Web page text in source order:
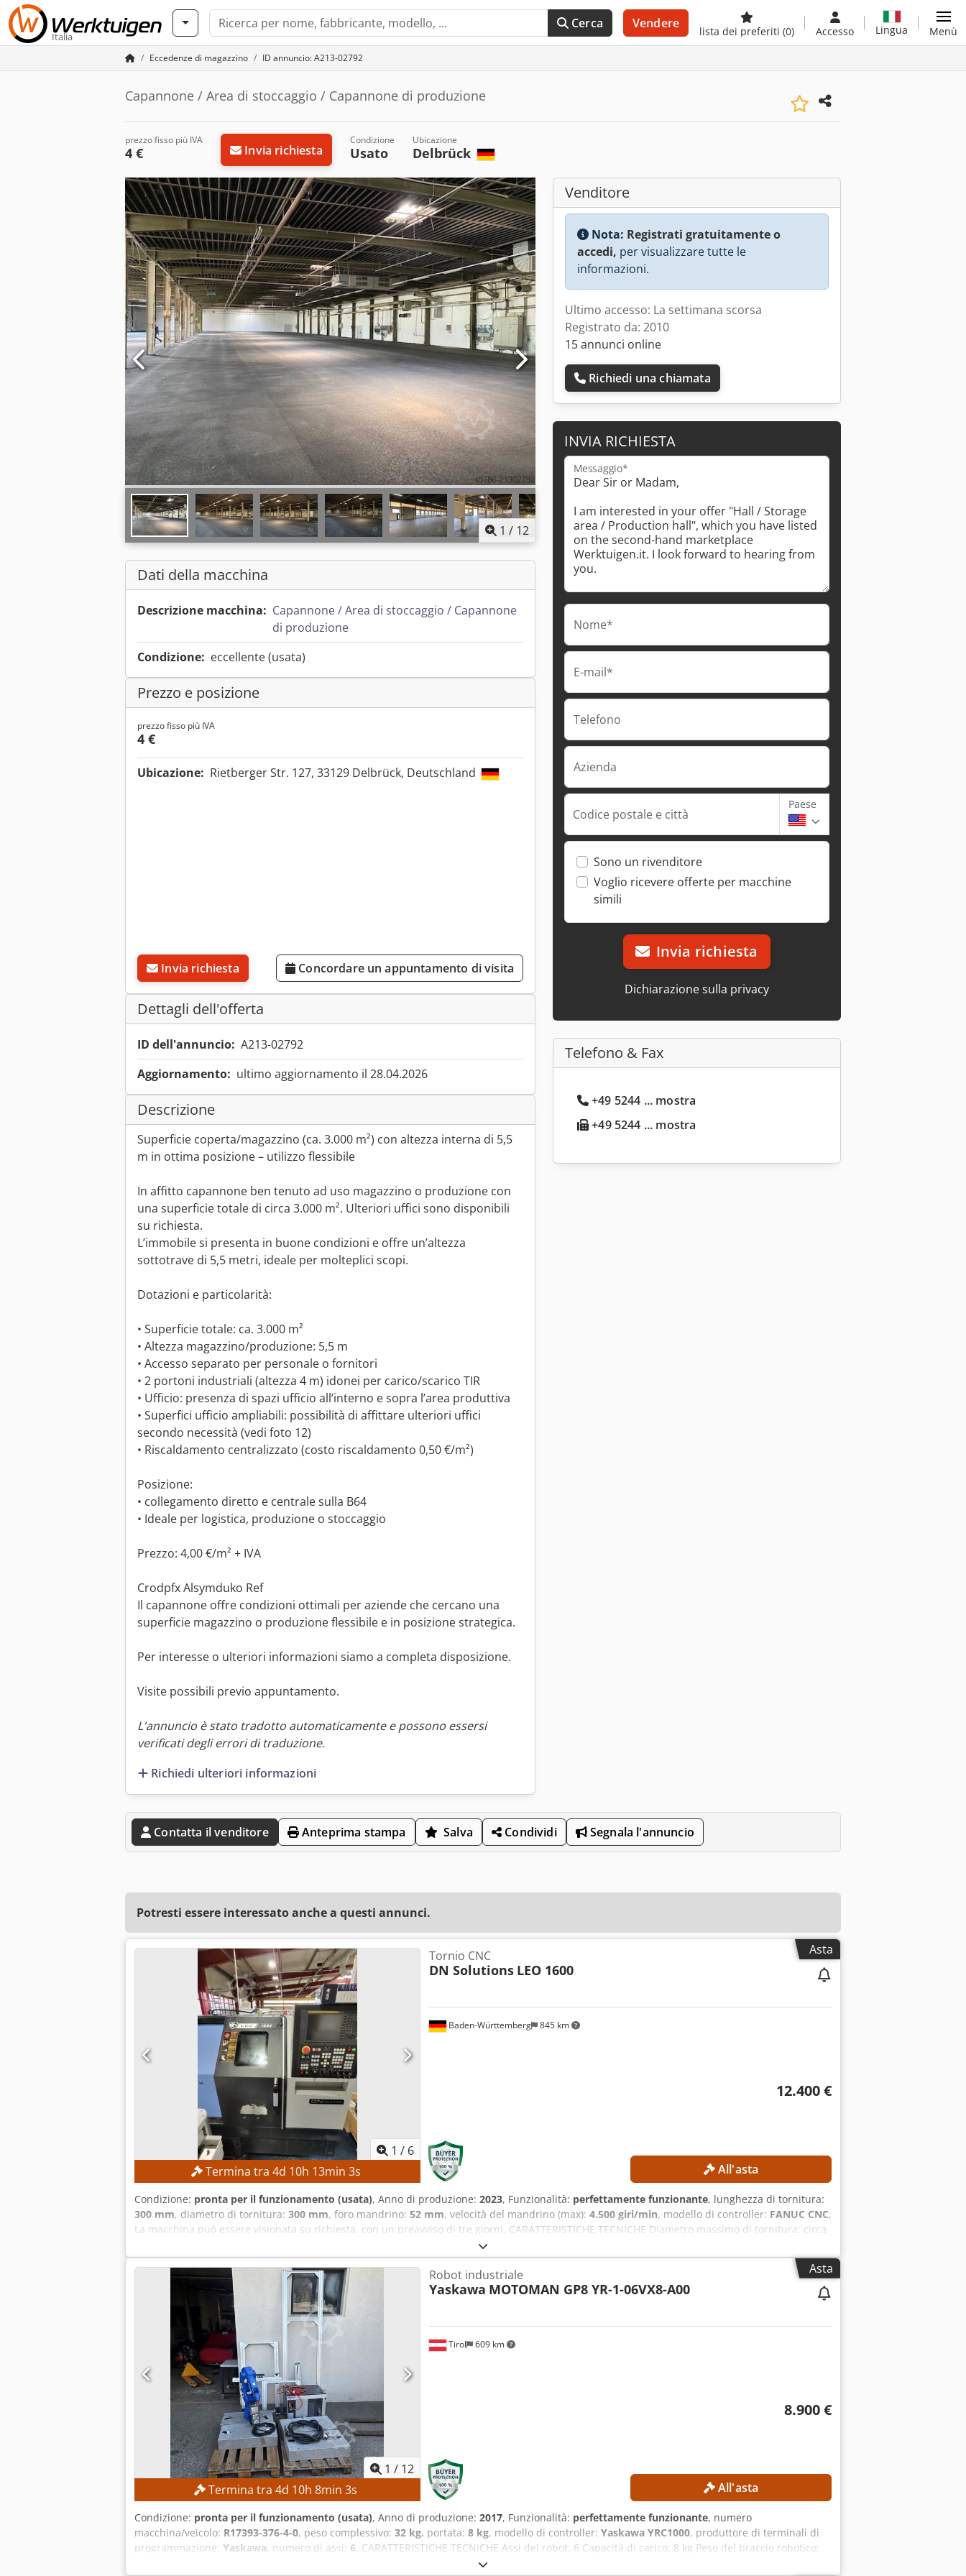
Italia
Cerca Vendere
lista dei preferiti (0) Accesso Lingua Menù
Eccedenze di magazzino ID annuncio: A213-02792
Capannone / Area di stoccaggio / Capannone di produzione
prezzo fisso più IVA
4 € Invia richiesta
Condizione
Usato
Ubicazione
Delbrück
1 / 12
Dati della macchina
Descrizione macchina: Capannone / Area di stoccaggio / Capannone
di produzione
Condizione: eccellente (usata)
Prezzo e posizione
prezzo fisso più IVA
4 €
Ubicazione: Rietberger Str. 127, 33129 Delbrück, Deutschland
Invia richiesta Concordare un appuntamento di visita
Dettagli dell'offerta
ID dell'annuncio: A213-02792
Aggiornamento: ultimo aggiornamento il 28.04.2026
Descrizione
Superficie coperta/magazzino (ca. 3.000 m²) con altezza interna di 5,5
m in ottima posizione – utilizzo flessibile
In affitto capannone ben tenuto ad uso magazzino o produzione con
una superficie totale di circa 3.000 m². Ulteriori uffici sono disponibili
su richiesta.
L’immobile si presenta in buone condizioni e offre un’altezza
sottotrave di 5,5 metri, ideale per molteplici scopi.
Dotazioni e particolarità:
• Superficie totale: ca. 3.000 m²
• Altezza magazzino/produzione: 5,5 m
• Accesso separato per personale o fornitori
• 2 portoni industriali (altezza 4 m) idonei per carico/scarico TIR
• Ufficio: presenza di spazi ufficio all’interno e sopra l’area produttiva
• Superfici ufficio ampliabili: possibilità di affittare ulteriori uffici
secondo necessità (vedi foto 12)
• Riscaldamento centralizzato (costo riscaldamento 0,50 €/m²)
Posizione:
• collegamento diretto e centrale sulla B64
• Ideale per logistica, produzione o stoccaggio
Prezzo: 4,00 €/m² + IVA
Crodpfx Alsymduko Ref
Il capannone offre condizioni ottimali per aziende che cercano una
superficie magazzino o produzione flessibile e in posizione strategica.
Per interesse o ulteriori informazioni siamo a completa disposizione.
Visite possibili previo appuntamento.
L'annuncio è stato tradotto automaticamente e possono essersi
verificati degli errori di traduzione.
Richiedi ulteriori informazioni
Venditore
Nota: Registrati gratuitamente o
accedi, per visualizzare tutte le
informazioni.
Ultimo accesso: La settimana scorsa
Registrato da: 2010
15 annunci online
Richiedi una chiamata
INVIA RICHIESTA
Messaggio*
Nome*
E-mail*
Telefono
Azienda
Codice postale e città
Paese
Sono un rivenditore
Voglio ricevere offerte per macchine
simili
Invia richiesta
Dichiarazione sulla privacy
Telefono & Fax
+49 5244 ... mostra
+49 5244 ... mostra
Contatta il venditore Anteprima stampa Salva Condividi Segnala l'annuncio
Potresti essere interessato anche a questi annunci.
Asta
1 / 6
Termina tra 4d 10h 13min 2s
Baden-Württemberg 845 km
Tornio CNC
DN Solutions LEO 1600
12.400 €
All'asta
Condizione: pronta per il funzionamento (usata), Anno di produzione: 2023, Funzionalità: perfettamente funzionante, lunghezza di tornitura:
300 mm, diametro di tornitura: 300 mm, foro mandrino: 52 mm, velocità del mandrino (max): 4.500 giri/min, modello di controller: FANUC CNC,
La macchina può essere visionata su richiesta, con un preavviso di tre giorni. CARATTERISTICHE TECNICHE Diametro massimo di tornitura: circa
300 mm Lunghezza massima di tornitura: circa 300 mm Diametro del foro del mandrino: circa 52 mm Velocità massima del mandrino
principale: 4.500 giri/min Torretta portautensili: 12 posizioni DATI TECNICI DELLA MACCHINA Controllo: FANUC CNC Peso della macchina: circa
2.200 kg Ore di funzionamento: circa 6.458 h Ore del mandrino: circa 4.300 h Tensione: AC 380 V (con o senza trasformatore) Potenza nominale:
14,97 kVA Corrente a pieno carico: 22,74 A Capacità di interruzione: 5 kA Capacità di sopportazione ai cortocircuiti: 10 kA Potenza del motore
elettrico secondo il produttore: 7,5 kW ACCESSORI Documentazione tecnica Mandrino principale ad alte prestazioni Costruzione robusta della
macchina per garantire elevata precisione dimensionale Torretta portautensili con indicizzazione rapida Design compatto che richiede poco
spazio Controllo CNC di facile utilizzo Elevata affidabilità Crodpfx Aleznb Nte Rjf Bassi costi di manutenzione Documentazione tecnica completa
Asta
1 / 12
Termina tra4d 10h8min2s
Tirol 609 km
Robot industriale
Yaskawa MOTOMAN GP8 YR-1-06VX8-A00
8.900 €
All'asta
Condizione: pronta per il funzionamento (usata), Anno di produzione: 2017, Funzionalità: perfettamente funzionante, numero
macchina/veicolo: R17393-376-4-0, peso complessivo: 32 kg, portata: 8 kg, modello di controller: Yaskawa YRC1000, produttore di terminali di
programmazione: Yaskawa, numero di assi: 6, CARATTERISTICHE TECNICHE Assi del robot: 6 Capacità di carico: 8 kg Peso del braccio robotico:
32 kg CARATTERISTICHE DELLA MACCHINA Sistema di controllo: Yaskawa YRC1000 Produttore del dispositivo di programmazione manuale: